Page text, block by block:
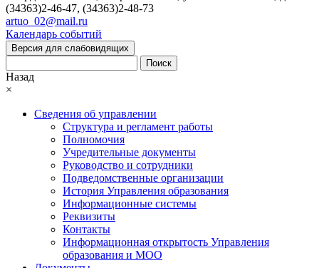
(34363)2-46-47, (34363)2-48-73
artuo_02@mail.ru
Календарь событий
Версия для слабовидящих
Поиск
Назад
×
Сведения об управлении
Структура и регламент работы
Полномочия
Учредительные документы
Руководство и сотрудники
Подведомственные организации
История Управления образования
Информационные системы
Реквизиты
Контакты
Информационная открытость Управления
образования и МОО